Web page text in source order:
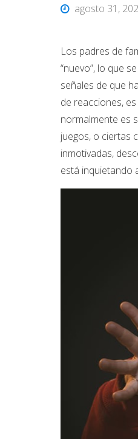
agosto 31,
Los padres de
“nuevo”, lo que
señales de que
de reacciones,
normalmente es
juegos, o ciertas
inmotivadas,
está inquietando